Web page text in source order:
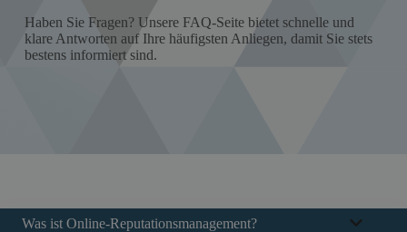
Haben Sie Fragen? Unsere FAQ-Seite bietet schnelle und
klare Antworten auf Ihre häufigsten Anliegen, damit Sie stets
bestens informiert sind.
Was ist Online-Reputationsmanagement?